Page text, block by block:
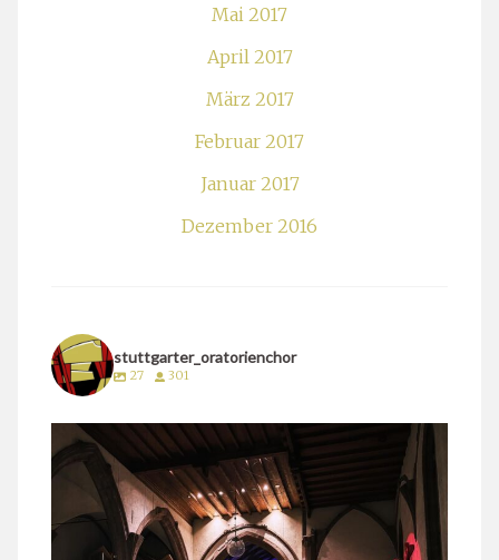
Mai 2017
April 2017
März 2017
Februar 2017
Januar 2017
Dezember 2016
stuttgarter_oratorienchor
27 301
stuttgarter_oratorienchor
März 24